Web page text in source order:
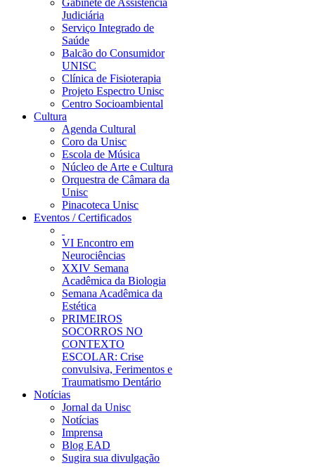
Gabinete de Assistência
Judiciária
Serviço Integrado de
Saúde
Balcão do Consumidor
UNISC
Clínica de Fisioterapia
Projeto Espectro Unisc
Centro Socioambiental
Cultura
Agenda Cultural
Coro da Unisc
Escola de Música
Núcleo de Arte e Cultura
Orquestra de Câmara da
Unisc
Pinacoteca Unisc
Eventos / Certificados
VI Encontro em
Neurociências
XXIV Semana
Acadêmica da Biologia
Semana Acadêmica da
Estética
PRIMEIROS
SOCORROS NO
CONTEXTO
ESCOLAR: Crise
convulsiva, Ferimentos e
Traumatismo Dentário
Notícias
Jornal da Unisc
Notícias
Imprensa
Blog EAD
Sugira sua divulgação